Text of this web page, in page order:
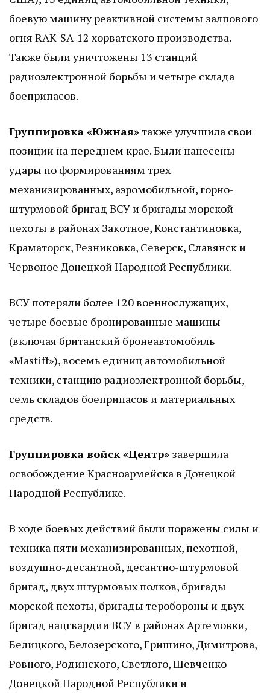
боевую машину реактивной системы залпового
огня RAK-SA-12 хорватского производства.
Также были уничтожены 13 станций
радиоэлектронной борьбы и четыре склада
боеприпасов.
Группировка «Южная»также улучшила свои
позиции на переднем крае. Были нанесены
удары по формированиям трех
механизированных, аэромобильной, горно-
штурмовой бригад ВСУ и бригады морской
пехоты в районах Закотное, Константиновка,
Краматорск, Резниковка, Северск, Славянск и
Червоное Донецкой Народной Республики.
ВСУ потеряли более 120 военнослужащих,
четыре боевые бронированные машины
(включая британский бронеавтомобиль
«Mastiff»), восемь единиц автомобильной
техники, станцию радиоэлектронной борьбы,
семь складов боеприпасов и материальных
средств.
Группировка войск «Центр» завершила
освобождение Красноармейска в Донецкой
Народной Республике.
В ходе боевых действий были поражены силы и
техника пяти механизированных, пехотной,
воздушно-десантной, десантно-штурмовой
бригад, двух штурмовых полков, бригады
морской пехоты, бригады теробороны и двух
бригад нацгвардии ВСУ в районах Артемовки,
Белицкого, Белозерского, Гришино, Димитрова,
Ровного, Родинского, Светлого, Шевченко
Донецкой Народной Республики и